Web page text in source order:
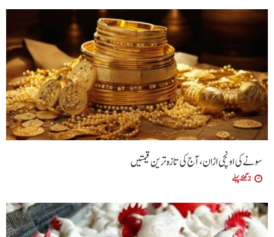
سونے کی اونچی اڑان، آج کی تازہ ترین قیمتیں
2 گھنٹے پہلے